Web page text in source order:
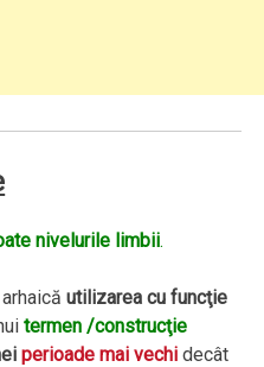
nivelurile limbii.
utilizarea cu funcţie
termen /construcţie
perioade mai vechi decât